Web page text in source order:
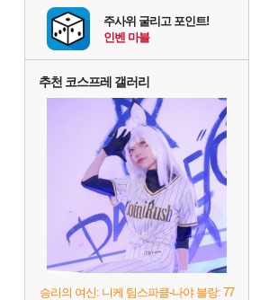
주사위 굴리고 포인트!
인벤 마블
추천 코스프레 갤러리
승리의 여신: 니케 팀스파클-나야 블랑: 77